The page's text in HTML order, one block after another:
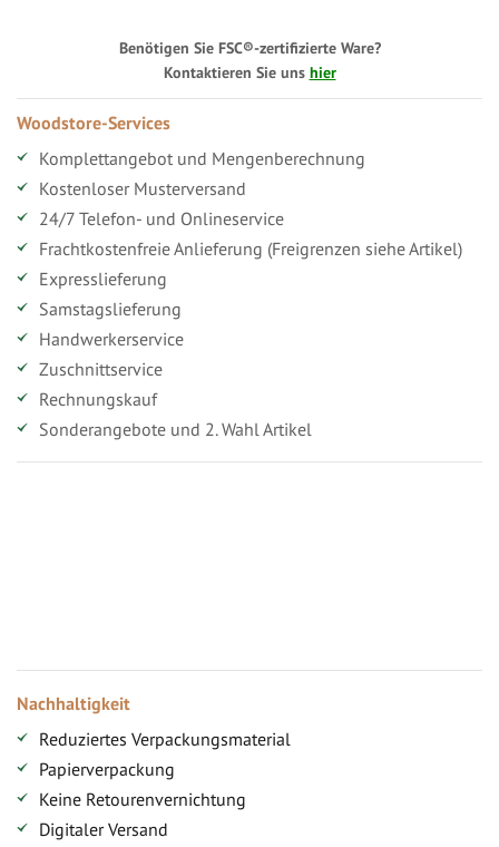
Benötigen Sie FSC®-zertifizierte Ware?
Kontaktieren Sie uns hier
Woodstore-Services
Komplettangebot und Mengenberechnung
Kostenloser Musterversand
24/7 Telefon- und Onlineservice
Frachtkostenfreie Anlieferung (Freigrenzen siehe Artikel)
Expresslieferung
Samstagslieferung
Handwerkerservice
Zuschnittservice
Rechnungskauf
Sonderangebote und 2. Wahl Artikel
Nachhaltigkeit
Reduziertes Verpackungsmaterial
Papierverpackung
Keine Retourenvernichtung
Digitaler Versand